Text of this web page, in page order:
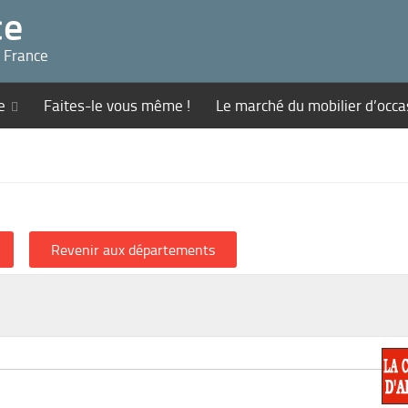
Faites-le vous même ! Le marché du mobilier